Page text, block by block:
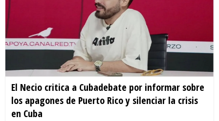
El Necio critica a Cubadebate por informar sobre
los apagones de Puerto Rico y silenciar la crisis
en Cuba